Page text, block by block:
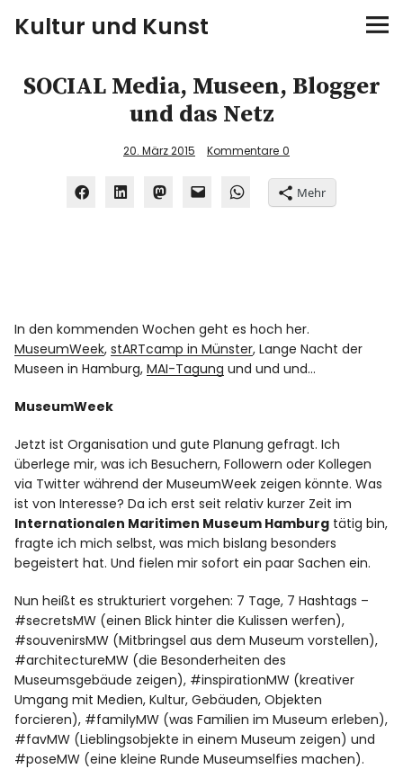
Kultur und Kunst
Ausstellungen
Bloggerreisen
Über mich
SOCIAL Media, Museen, Blogger
und das Netz
20. März 2015 Kommentare 0
Mehr
In den kommenden Wochen geht es hoch her.
MuseumWeek,stARTcamp in Münster,Lange Nacht der
Museen in Hamburg,MAI-Tagung und und und…
MuseumWeek
Jetzt ist Organisation und gute Planung gefragt. Ich
überlege mir, was ich Besuchern, Followern oder Kollegen
via Twitter während der MuseumWeek zeigen könnte. Was
ist von Interesse? Da ich erst seit relativ kurzer Zeit im
Internationalen Maritimen Museum Hamburg tätig bin,
fragte ich mich selbst, was mich bislang besonders
begeistert hat. Und fielen mir sofort ein paar Sachen ein.
Nun heißt es strukturiert vorgehen: 7 Tage, 7 Hashtags –
#secretsMW (einen Blick hinter die Kulissen werfen),
#souvenirsMW (Mitbringsel aus dem Museum vorstellen),
#architectureMW (die Besonderheiten des
Museumsgebäude zeigen), #inspirationMW (kreativer
Umgang mit Medien, Kultur, Gebäuden, Objekten
forcieren), #familyMW (was Familien im Museum erleben),
#favMW (Lieblingsobjekte in einem Museum zeigen) und
#poseMW (eine kleine Runde Museumselfies machen).